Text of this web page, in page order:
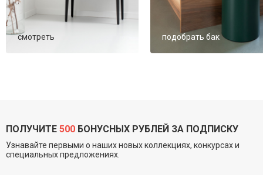
смотреть подобрать бак
ПОЛУЧИТЕ 500 БОНУСНЫХ РУБЛЕЙ ЗА ПОДПИСКУ
Узнавайте первыми о наших новых коллекциях, конкурсах и
специальных предложениях.